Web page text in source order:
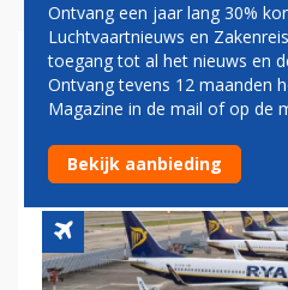
RYANAIR ZOEKT
MILJONAIRS EN
BEROEMDHEDEN
Ontvang een jaar lang 30%
Luchtvaartnieuws en
toegang tot al het nieuws en
Ontvang tevens 12 maanden
Magazine in de mail of op de
Bekijk aanbieding